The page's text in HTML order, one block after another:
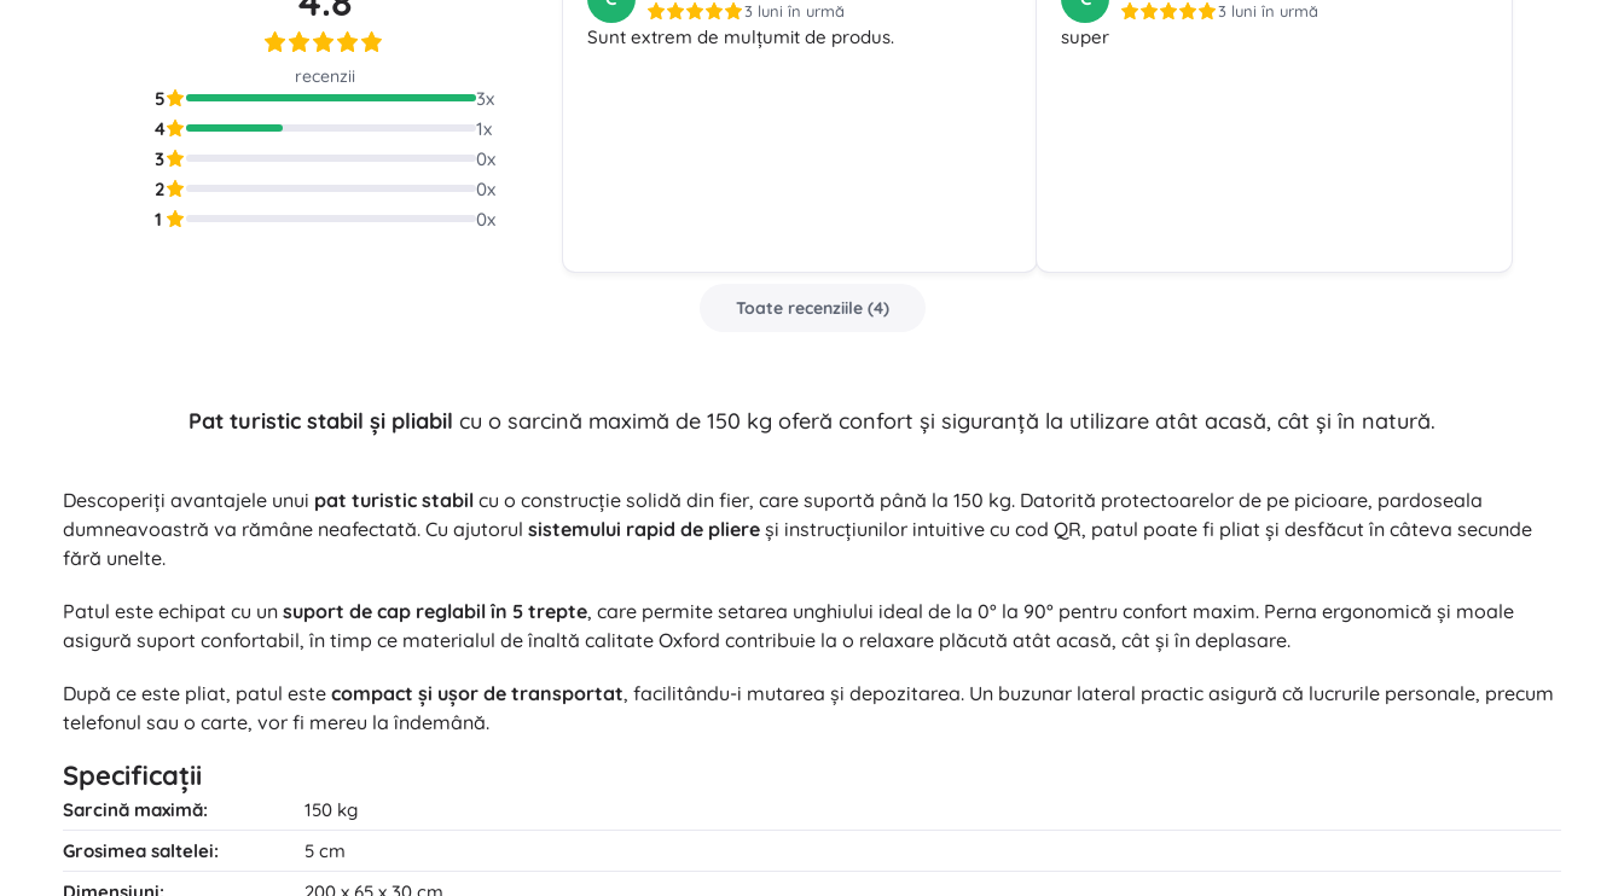
recenzii
5 3x
4
1x
3
0x
2
0x
1
0x
3 luni în urmă
Sunt extrem de mulțumit de produs.
3 luni în urmă
super
Toate recenziile(4)
Pat turistic stabil şi pliabil cu o sarcină maximă de 150 kg oferă confort şi siguranţă la utilizare atât acasă, cât şi în natură.
Descoperiţi avantajele unui pat turistic stabil cu o construcţie solidă din fier, care suportă până la 150 kg. Datorită protectoarelor de pe picioare, pardoseala
dumneavoastră va rămâne neafectată. Cu ajutorul sistemului rapid de pliere şi instrucţiunilor intuitive cu cod QR, patul poate fi pliat şi desfăcut în câteva secunde
fără unelte.
Patul este echipat cu un suport de cap reglabil în 5 trepte, care permite setarea unghiului ideal de la 0° la 90° pentru confort maxim. Perna ergonomică şi moale
asigură suport confortabil, în timp ce materialul de înaltă calitate Oxford contribuie la o relaxare plăcută atât acasă, cât şi în deplasare.
După ce este pliat, patul este compact şi uşor de transportat, facilitându-i mutarea şi depozitarea. Un buzunar lateral practic asigură că lucrurile personale, precum
telefonul sau o carte, vor fi mereu la îndemână.
Specificaţii
Sarcină maximă:
150 kg
Grosimea saltelei:
5 cm